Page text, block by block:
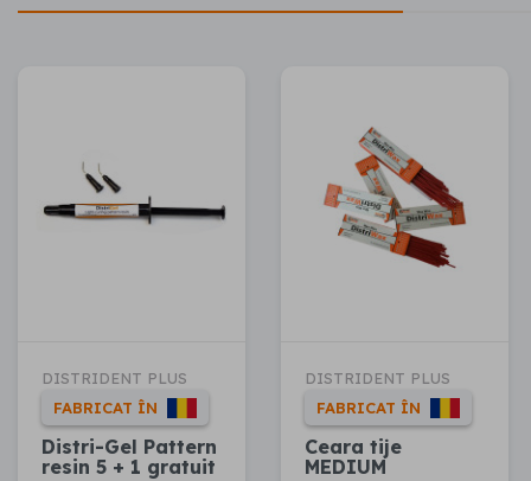
DISTRIDENT PLUS
FABRICAT ÎN
Distri-Gel Pattern
resin 5 + 1 gratuit
DISTRIDENT PLUS
FABRICAT ÎN
Ceara tije
MEDIUM